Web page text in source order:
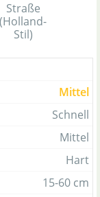
Straße
(Holland-
Stil)
Mittel
Schnell
Mittel
Hart
15-60 cm